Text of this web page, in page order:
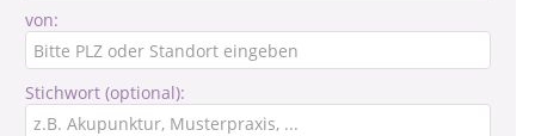
von:
Stichwort (optional):